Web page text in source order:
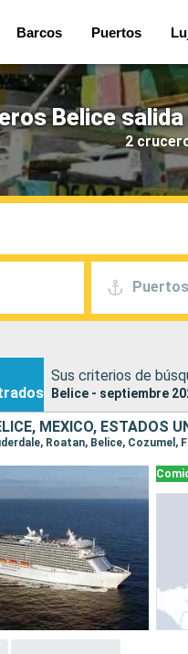
Barcos Puertos
Belice
2
Puertos
Sus criterios de
Belice - septiembre
MÉXICO, ESTADOS
Roatan, Belice, Cozumel,